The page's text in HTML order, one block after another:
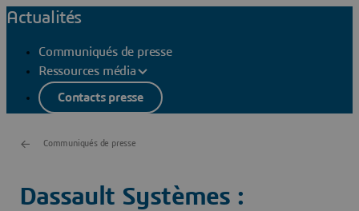
Actualités
Communiqués de presse
Ressources média
Contacts presse
Communiqués de presse
Dassault Systèmes :